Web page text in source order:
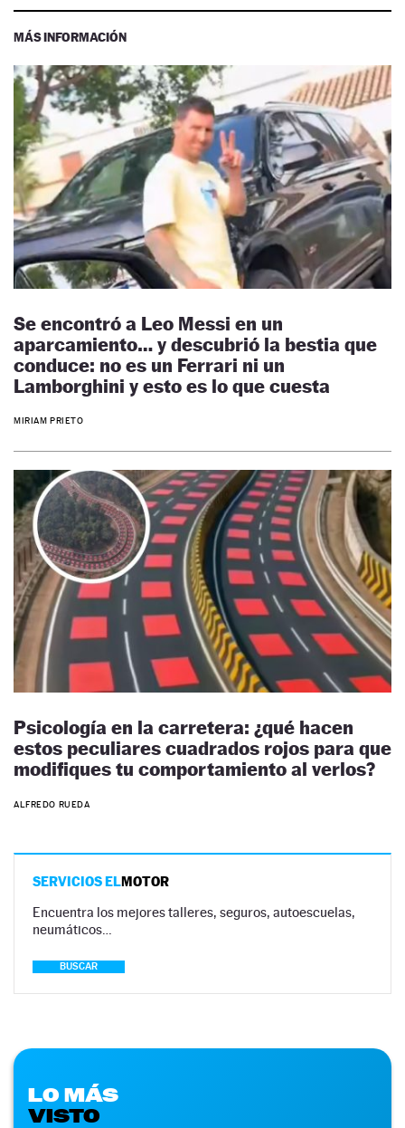
MÁS INFORMACIÓN
Se encontró a Leo Messi en un
aparcamiento… y descubrió la bestia que
conduce: no es un Ferrari ni un
Lamborghini y esto es lo que cuesta
MIRIAM PRIETO
Psicología en la carretera: ¿qué hacen
estos peculiares cuadrados rojos para que
modifiques tu comportamiento al verlos?
ALFREDO RUEDA
SERVICIOS ELMOTOR
Encuentra los mejores talleres, seguros, autoescuelas,
neumáticos…
BUSCAR
LO MÁS
VISTO